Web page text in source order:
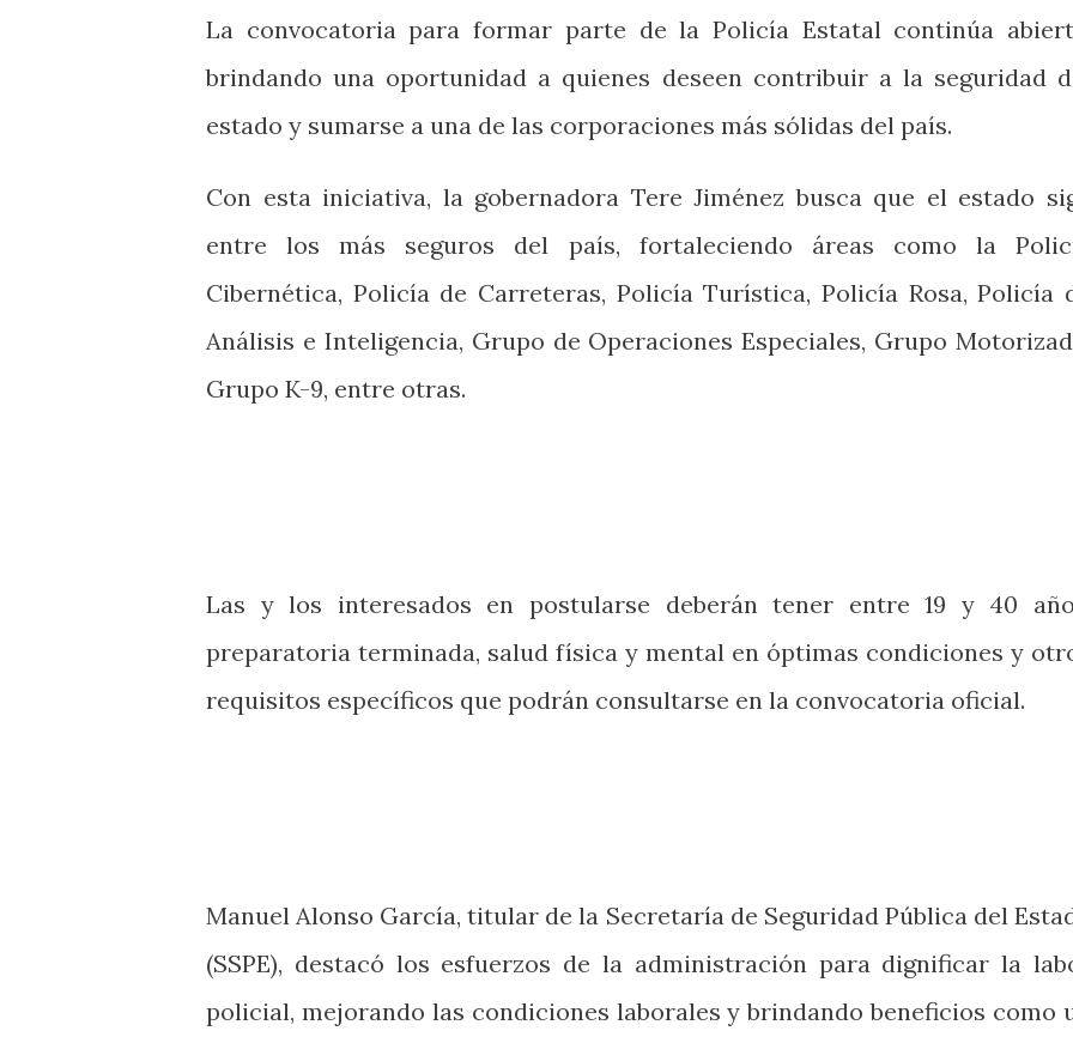
La convocatoria para formar parte de la Policía Estatal continúa
brindando una oportunidad a quienes deseen contribuir a la seguridad
estado y sumarse a una de las corporaciones más sólidas del país.
Con esta iniciativa, la gobernadora Tere Jiménez busca que el estado
entre los más seguros del país, fortaleciendo áreas como la
Cibernética, Policía de Carreteras, Policía Turística, Policía Rosa, Policía
Análisis e Inteligencia, Grupo de Operaciones Especiales, Grupo
Grupo K-9, entre otras.
Las y los interesados en postularse deberán tener entre 19 y 40
preparatoria terminada, salud física y mental en óptimas condiciones y
requisitos específicos que podrán consultarse en la convocatoria oficial.
Manuel Alonso García, titular de la Secretaría de Seguridad Pública del
(SSPE), destacó los esfuerzos de la administración para dignificar la
policial, mejorando las condiciones laborales y brindando beneficios como